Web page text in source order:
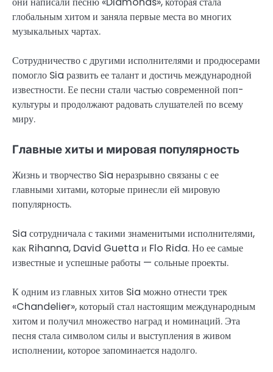
глобальным хитом и заняла первые места во многих
музыкальных чартах.
Сотрудничество с другими исполнителями и продюсерами
помогло Sia развить ее талант и достичь международной
известности. Ее песни стали частью современной поп-
культуры и продолжают радовать слушателей по всему
миру.
Главные хиты и мировая популярность
Жизнь и творчество Sia неразрывно связаны с ее
главными хитами, которые принесли ей мировую
популярность.
Sia сотрудничала с такими знаменитыми исполнителями,
как Rihanna, David Guetta и Flo Rida. Но ее самые
известные и успешные работы — сольные проекты.
К одним из главных хитов Sia можно отнести трек
«Chandelier», который стал настоящим международным
хитом и получил множество наград и номинаций. Эта
песня стала символом силы и выступления в живом
исполнении, которое запоминается надолго.